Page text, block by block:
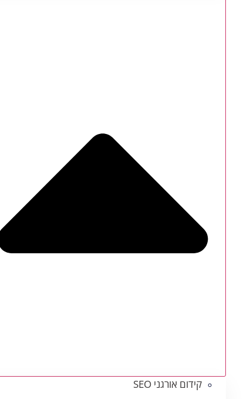
קידום אורגני SEO